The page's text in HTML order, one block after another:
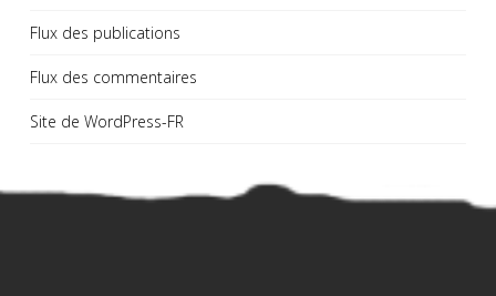
Flux des publications
Flux des commentaires
Site de WordPress-FR